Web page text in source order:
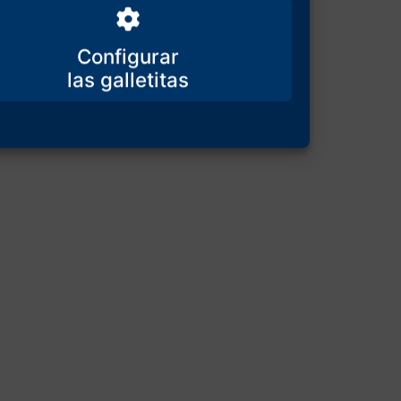
Configurar